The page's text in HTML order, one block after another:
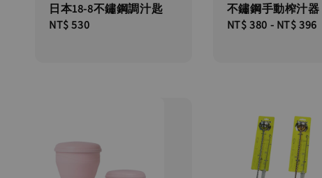
日本18-8不鏽鋼調汁匙
Regular
NT$ 530
不鏽鋼手動榨汁器
Regular
NT$ 380 - NT$ 396